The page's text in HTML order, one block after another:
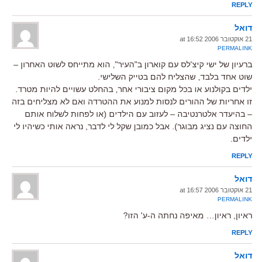
REPLY
דואל
21 אוקטובר 2006 at 16:52
PERMALINK
ברעיון של ישי קיצ'לס עם קוארון ב"העיר", הוא מתייחס לשוט האחרון –
שוט אחד בלבד, שהצליח להם בטייק השלישי.
ילדים בקולנוע או בכל מקום ציבורי אחר, בהחלט עשויים להיות מטרד.
זו אחריות של ההורים לנסות למנוע את ההטרדה ואם לא מצליחים בזה
– בהיעדר אלטרנטיבה – לעזוב עם הילדים (או לפחות לשלוח אותם
החוצה עם נציג מבוגר). אבל כמובן שקל לי לדבר, נראה אותי כשיהיו לי
ילדים.
REPLY
דואל
21 אוקטובר 2006 at 16:57
PERMALINK
ראיון, ראיון… מאיפה נחתה ה-ע' הזו?
REPLY
דואל